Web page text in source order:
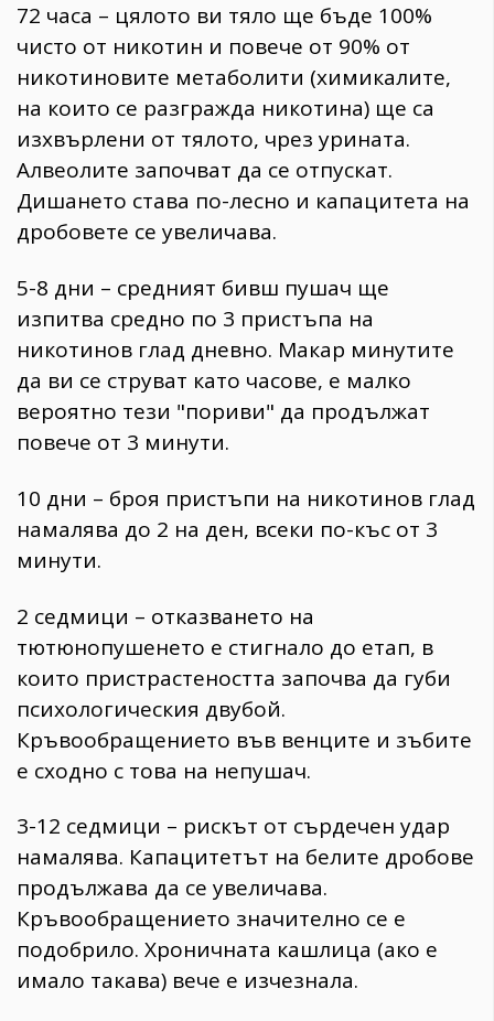
72 часа – цялото ви тяло ще бъде 100%
чисто от никотин и повече от 90% от
никотиновите метаболити (химикалите,
на които се разгражда никотина) ще са
изхвърлени от тялото, чрез урината.
Алвеолите започват да се отпускат.
Дишането става по-лесно и капацитета на
дробовете се увеличава.
5-8 дни – средният бивш пушач ще
изпитва средно по 3 пристъпа на
никотинов глад дневно. Макар минутите
да ви се струват като часове, е малко
вероятно тези "пориви" да продължат
повече от 3 минути.
10 дни – броя пристъпи на никотинов глад
намалява до 2 на ден, всеки по-къс от 3
минути.
2 седмици – отказването на
тютюнопушенето е стигнало до етап, в
които пристрастеността започва да губи
психологическия двубой.
Кръвообращението във венците и зъбите
е сходно с това на непушач.
3-12 седмици – рискът от сърдечен удар
намалява. Капацитетът на белите дробове
продължава да се увеличава.
Кръвообращението значително се е
подобрило. Хроничната кашлица (ако е
имало такава) вече е изчезнала.